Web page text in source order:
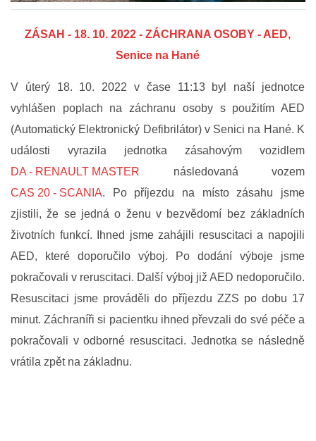
FOTOGALERIE
PREVENCE
HISTORIE
E-KRONIKA
PARTNEŘI
KONTAKTY
KE STAŽENÍ
ZÁSAH - 18. 10. 2022 - ZÁCHRANA OSOBY - AED,
Senice na Hané
V úterý 18. 10. 2022 v čase 11:13 byl naší jednotce
vyhlášen poplach na záchranu osoby s použitím AED
(Automatický Elektronický Defibrilátor) v Senici na Hané. K
události vyrazila jednotka zásahovým vozidlem
DA - RENAULT MASTER následovaná vozem
CAS 20 - SCANIA. Po příjezdu na místo zásahu jsme
zjistili, že se jedná o ženu v bezvědomí bez základních
životních funkcí. Ihned jsme zahájili resuscitaci a napojili
AED, které doporučilo výboj. Po dodání výboje jsme
pokračovali v reruscitaci. Další výboj již AED nedoporučilo.
Resuscitaci jsme prováděli do příjezdu ZZS po dobu 17
minut. Záchraníři si pacientku ihned převzali do své péče a
pokračovali v odborné resuscitaci. Jednotka se následně
vrátila zpět na základnu.